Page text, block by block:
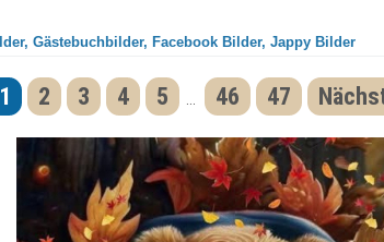
Gästebuchbilder, Facebook Bilder, Jappy Bilder
1 2 3 4 5 46 47